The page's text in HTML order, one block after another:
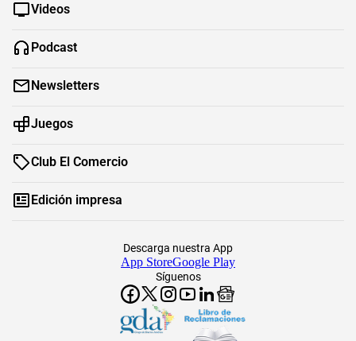
Videos
Podcast
Newsletters
Juegos
Club El Comercio
Edición impresa
Síguenos
Descarga nuestra App
App StoreGoogle Play